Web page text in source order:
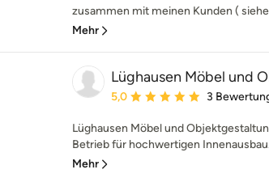
zusammen mit meinen Kunden (
Mehr
Lüghausen Möbel und
Durchschnittliche Bewertung:
5,0 3
Lüghausen Möbel und
Betrieb für hochwertigen
Mehr